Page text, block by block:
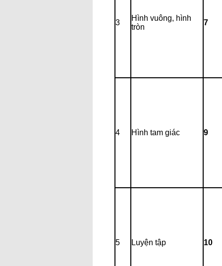
3
Hình vuông, hình
tròn
7
4 Hình tam giác 9
5 Luyện tập 10